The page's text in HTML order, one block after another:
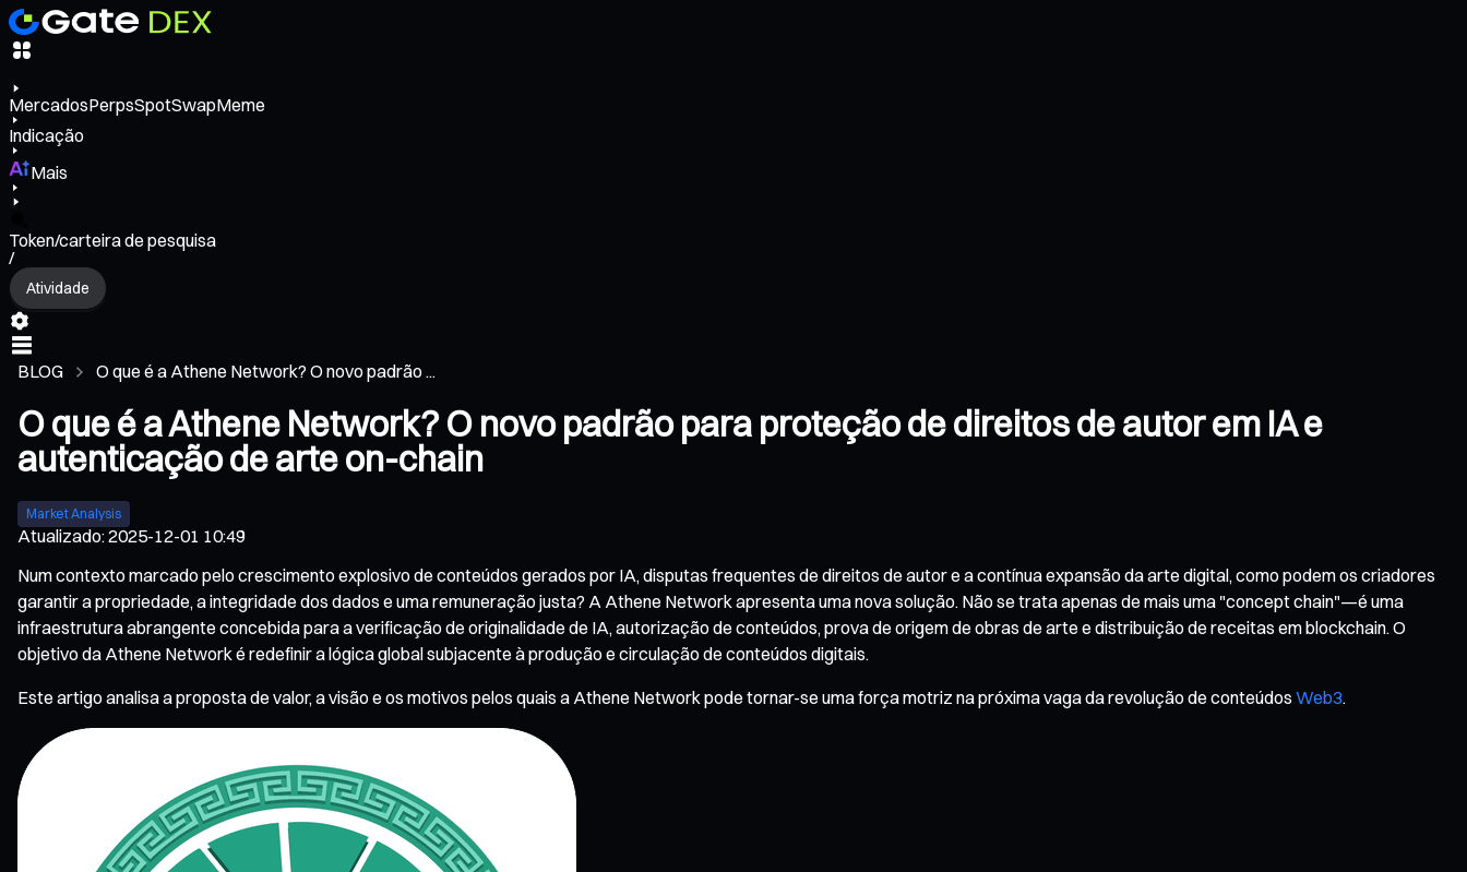
MercadosPerpsSpotSwapMeme
Indicação
Mais
Token/carteira de pesquisa
/
Atividade
BLOG O que é a Athene Network? O novo padrão ...
O que é a Athene Network? O novo padrão para proteção de direitos de autor em IA e
autenticação de arte on-chain
Market Analysis
Atualizado:2025-12-01 10:49
Num contexto marcado pelo crescimento explosivo de conteúdos gerados por IA, disputas frequentes de direitos de autor e a contínua expansão da arte digital, como podem os criadores
garantir a propriedade, a integridade dos dados e uma remuneração justa? A Athene Network apresenta uma nova solução. Não se trata apenas de mais uma "concept chain"—é uma
infraestrutura abrangente concebida para a verificação de originalidade de IA, autorização de conteúdos, prova de origem de obras de arte e distribuição de receitas em blockchain. O
objetivo da Athene Network é redefinir a lógica global subjacente à produção e circulação de conteúdos digitais.
Este artigo analisa a proposta de valor, a visão e os motivos pelos quais a Athene Network pode tornar-se uma força motriz na próxima vaga da revolução de conteúdos Web3.